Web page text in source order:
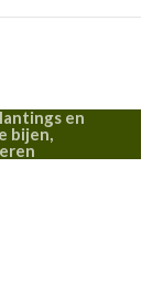
en
bijen,